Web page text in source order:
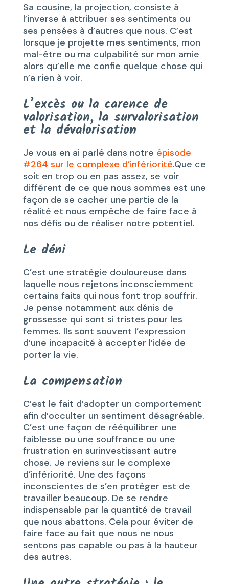
Sa cousine, la projection, consiste à
l’inverse à attribuer ses sentiments ou
ses pensées à d’autres que nous. C’est
lorsque je projette mes sentiments, mon
mal-être ou ma culpabilité sur mon amie
alors qu’elle me confie quelque chose qui
n’a rien à voir.
L’excès ou la carence de
valorisation, la survalorisation
et la dévalorisation
Je vous en ai parlé dans notre épisode
#264 sur le complexe d’infériorité.Que ce
soit en trop ou en pas assez, se voir
différent de ce que nous sommes est une
façon de se cacher une partie de la
réalité et nous empêche de faire face à
nos défis ou de réaliser notre potentiel.
Le déni
C’est une stratégie douloureuse dans
laquelle nous rejetons inconsciemment
certains faits qui nous font trop souffrir.
Je pense notamment aux dénis de
grossesse qui sont si tristes pour les
femmes. Ils sont souvent l’expression
d’une incapacité à accepter l’idée de
porter la vie.
La compensation
C’est le fait d’adopter un comportement
afin d’occulter un sentiment désagréable.
C’est une façon de rééquilibrer une
faiblesse ou une souffrance ou une
frustration en surinvestissant autre
chose. Je reviens sur le complexe
d’infériorité. Une des façons
inconscientes de s’en protéger est de
travailler beaucoup. De se rendre
indispensable par la quantité de travail
que nous abattons. Cela pour éviter de
faire face au fait que nous ne nous
sentons pas capable ou pas à la hauteur
des autres.